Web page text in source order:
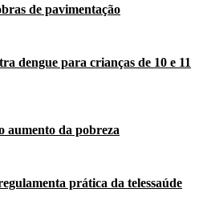
de pavimentação
dengue para crianças de 10 e 11
aumento da pobreza
prática da telessaúde